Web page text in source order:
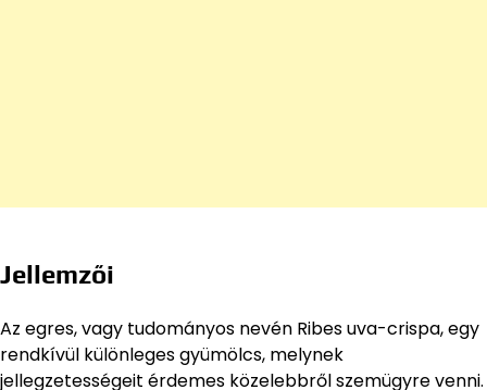
Jellemzői
Az egres, vagy tudományos nevén Ribes uva-crispa, egy
rendkívül különleges gyümölcs, melynek
jellegzetességeit érdemes közelebbről szemügyre venni.